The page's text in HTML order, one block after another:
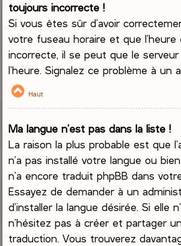
toujours incorrecte !
Si vous êtes sûr d’avoir
votre fuseau horaire et que
incorrecte, il se peut que le
l’heure. Signalez ce problème à un
Haut
Ma langue n’est pas dans la liste !
La raison la plus probable est que
n’a pas installé votre langue ou
n’a encore traduit phpBB dans
Essayez de demander à un
d’installer la langue désirée. Si elle
n’hésitez pas à créer et partager
traduction. Vous trouverez